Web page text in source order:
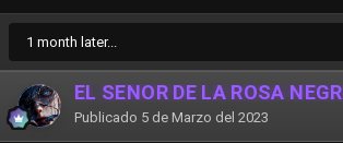
1 month later...
EL SEÑOR DE LA ROSA
Publicado 5 de Marzo del 2023